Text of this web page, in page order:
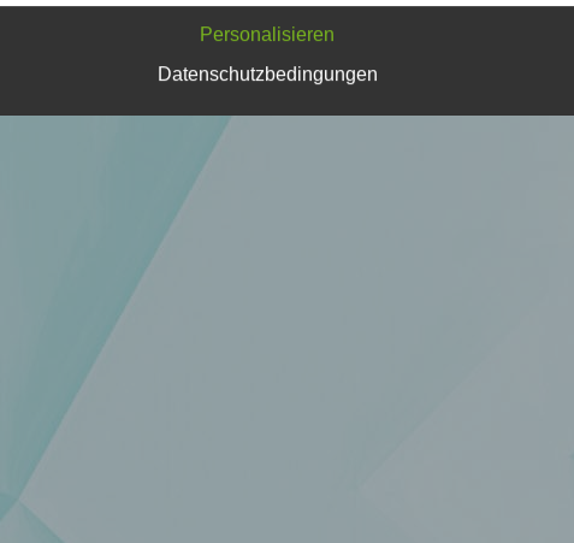
ausgeführte Vorgang oder jede solche Vorgangsreihe im
Zusammenhang mit personenbezogenen Daten wie das Erheben,
Anpassung oder Veränderung, das Auslesen, das Abfragen, die
Verwendung, die Offenlegung durch Übermittlung, Verbreitung oder
eine andere Form der Bereitstellung, den Abgleich oder die
Verknüpfung, die Einschränkung, das Löschen oder die Vernichtung.
d) Einschränkung der Verarbeitung
Einschränkung der Verarbeitung ist die Markierung gespeicherter
personenbezogener Daten mit dem Ziel, ihre künftige Verarbeitung
einzuschränken.
Personalisieren
Datenschutzbedingungen